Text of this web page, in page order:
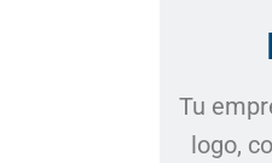
Tu
logo,